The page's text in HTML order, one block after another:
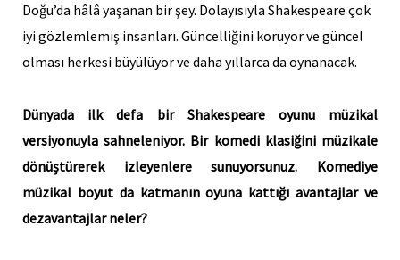
Doğu’da hâlâ yaşanan bir şey. Dolayısıyla Shakespeare çok
iyi gözlemlemiş insanları. Güncelliğini koruyor ve güncel
olması herkesi büyülüyor ve daha yıllarca da oynanacak.
Dünyada ilk defa bir Shakespeare oyunu müzikal
versiyonuyla sahneleniyor. Bir komedi klasiğini müzikale
dönüştürerek izleyenlere sunuyorsunuz. Komediye
müzikal boyut da katmanın oyuna kattığı avantajlar ve
dezavantajlar neler?